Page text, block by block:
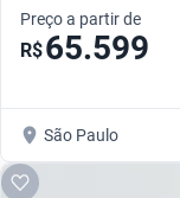
Preço a partir de
R$65.599
São Paulo